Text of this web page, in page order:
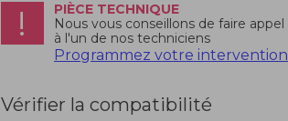
PIÈCE TECHNIQUE
Nous vous conseillons de faire appel
à l'un de nos techniciens
Programmez votre intervention
Vérifier la compatibilité